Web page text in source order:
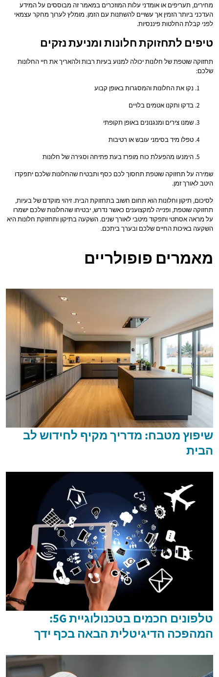
מחירים, תעריפים או אומדני עלות המוזכרים במאמר זה מבוססים על המידע
העדכני ביותר הזמין אך עשויים להשתנות עם הזמן. מומלץ לערוך מחקר עצמאי
לפני קבלת החלטות פיננסיות.
טיפים לתחזוקת חלונות ומניעת נזקים
תחזוקה שוטפת של חלונות יכולה למנוע בעיות רבות ולהאריך את חיי החלונות
שלכם:
נקו את החלונות והמסגרות באופן קבוע
בדקו ותקנו אטמים בלויים
שמנו צירים ומנגנונים באופן תקופתי
טפלו מיד בסימני עובש או רטיבות
הימנעו מהפעלת כוח מופרז בעת פתיחה וסגירה של חלונות
שמירה על תחזוקה שוטפת תחסוך לכם כסף ותבטיח שהחלונות שלכם יתפקדו
היטב לאורך זמן.
לסיכום, תיקון וחלונות הוא תחום חשוב בתחזוקת הבית. זיהוי מוקדם של בעיות,
תחזוקה שוטפת, ופנייה למקצוענים כאשר נדרש, יבטיחו שהחלונות שלכם ישמרו
על מראה אסתטי ותפקוד מיטבי לאורך שנים. השקעה בתיקון ותחזוקת חלונות היא
השקעה באיכות החיים שלכם ובערך ביתכם.
מאמרים פופולריים
שיפוץ מטבח: מדריך מקיף לחידוש לב
הבית
טלפונים חכמים בטכנולוגיית 5G:
המהפכה הדיגיטלית הבאה בכף ידך